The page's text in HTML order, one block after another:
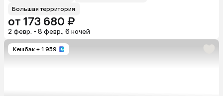
Большая территория
от 173 680 ₽
2 февр. - 8 февр., 6 ночей
Кешбэк + 1 959